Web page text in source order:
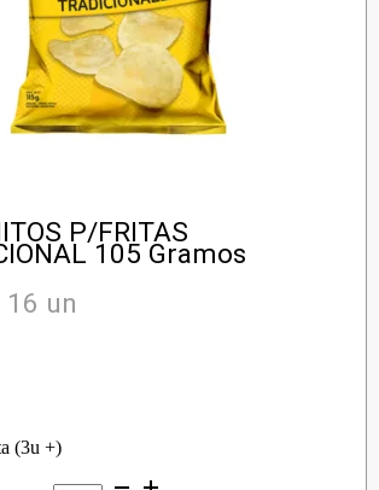
P/FRITAS
105 Gramos
un
(3u +)
KRACHITOS